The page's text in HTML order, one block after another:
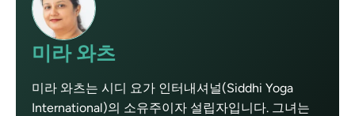
미라 와츠
미라 와츠는 시디 요가 인터내셔널(Siddhi Yoga
International)의 소유주이자 설립자입니다. 그녀는